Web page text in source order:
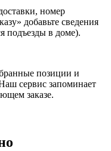
номер
добавьте сведения
подъезды в доме).
позиции и
сервис запоминает
заказе.